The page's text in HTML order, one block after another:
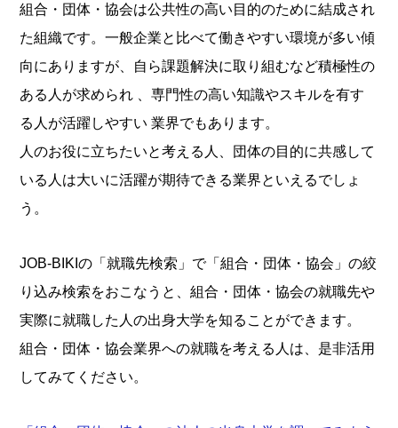
組合・団体・協会は公共性の高い目的のために結成され
た組織です。一般企業と比べて働きやすい環境が多い傾
向にありますが、自ら課題解決に取り組むなど積極性の
ある人が求められ 、専門性の高い知識やスキルを有す
る人が活躍しやすい 業界でもあります。
人のお役に立ちたいと考える人、団体の目的に共感して
いる人は大いに活躍が期待できる業界といえるでしょ
う。
JOB-BIKIの「就職先検索」で「組合・団体・協会」の絞
り込み検索をおこなうと、組合・団体・協会の就職先や
実際に就職した人の出身大学を知ることができます。
組合・団体・協会業界への就職を考える人は、是非活用
してみてください。